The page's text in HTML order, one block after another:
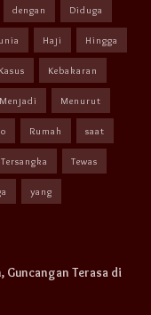
dengan Diduga
Haji Hingga
Kasus Kebakaran
Menjadi Menurut
Rumah saat
Tersangka Tewas
yang
Guncangan Terasa di